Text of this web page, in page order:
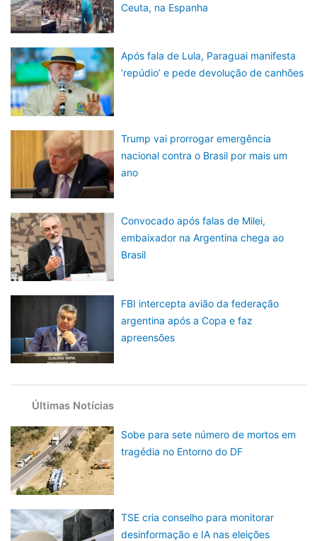
Ceuta, na Espanha
Após fala de Lula, Paraguai manifesta
‘repúdio’ e pede devolução de canhões
Trump vai prorrogar emergência
nacional contra o Brasil por mais um
ano
Convocado após falas de Milei,
embaixador na Argentina chega ao
Brasil
FBI intercepta avião da federação
argentina após a Copa e faz
apreensões
Últimas Notícias
Sobe para sete número de mortos em
tragédia no Entorno do DF
TSE cria conselho para monitorar
desinformação e IA nas eleições